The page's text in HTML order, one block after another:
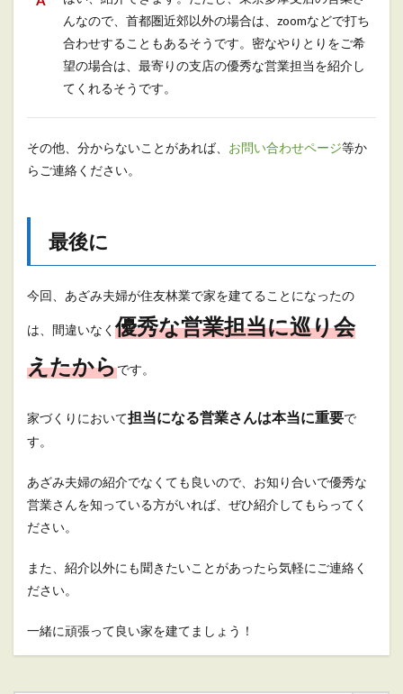
んなので、首都圏近郊以外の場合は、zoomなどで打ち
合わせすることもあるそうです。密なやりとりをご希
望の場合は、最寄りの支店の優秀な営業担当を紹介し
てくれるそうです。
その他、分からないことがあれば、 お問い合わせページ等か
らご連絡ください。
最後に
今回、あざみ夫婦が住友林業で家を建てることになったの
は、間違いなく優秀な営業担当に巡り会
えたからです。
家づくりにおいて担当になる営業さんは本当に重要で
す。
あざみ夫婦の紹介でなくても良いので、お知り合いで優秀な
営業さんを知っている方がいれば、ぜひ紹介してもらってく
ださい。
また、紹介以外にも聞きたいことがあったら気軽にご連絡く
ださい。
一緒に頑張って良い家を建てましょう！